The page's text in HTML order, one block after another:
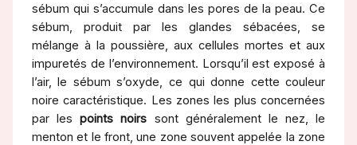
sébum qui s’accumule dans les pores de la peau. Ce
sébum, produit par les glandes sébacées, se
mélange à la poussière, aux cellules mortes et aux
impuretés de l’environnement. Lorsqu’il est exposé à
l’air, le sébum s’oxyde, ce qui donne cette couleur
noire caractéristique. Les zones les plus concernées
par lespoints noirs sont généralement le nez, le
menton et le front, une zone souvent appelée la zone